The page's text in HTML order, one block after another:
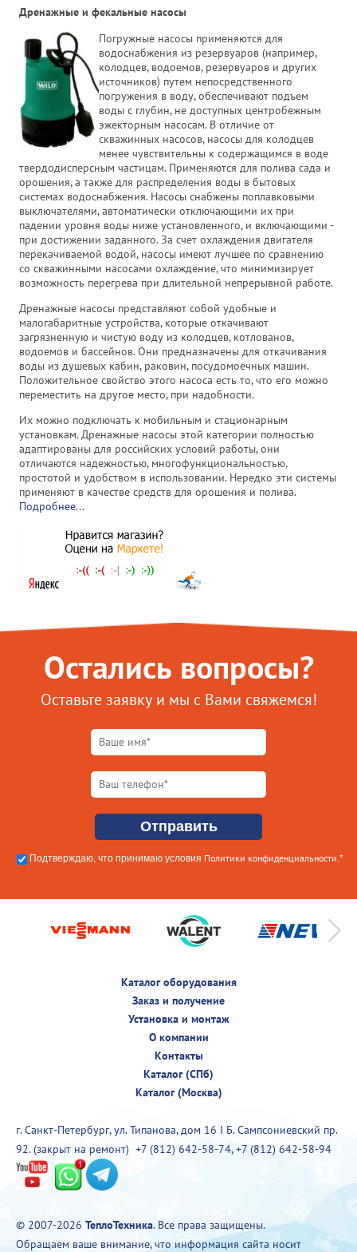
Дренажные и фекальные насосы
Погружные насосы применяются для
водоснабжения из резервуаров (например,
колодцев, водоемов, резервуаров и других
источников) путем непосредственного
погружения в воду, обеспечивают подъем
воды с глубин, не доступных центробежным
эжекторным насосам. В отличие от
скважинных насосов, насосы для колодцев
менее чувствительны к содержащимся в воде
твердодисперсным частицам. Применяются для полива сада и
орошения, а также для распределения воды в бытовых
системах водоснабжения. Насосы снабжены поплавковыми
выключателями, автоматически отключающими их при
падении уровня воды ниже установленного, и включающими -
при достижении заданного. За счет охлаждения двигателя
перекачиваемой водой, насосы имеют лучшее по сравнению
со скважинными насосами охлаждение, что минимизирует
возможность перегрева при длительной непрерывной работе.
Дренажные насосы представляют собой удобные и
малогабаритные устройства, которые откачивают
загрязненную и чистую воду из колодцев, котлованов,
водоемов и бассейнов. Они предназначены для откачивания
воды из душевых кабин, раковин, посудомоечных машин.
Положительное свойство этого насоса есть то, что его можно
переместить на другое место, при надобности.
Их можно подключать к мобильным и стационарным
установкам. Дренажные насосы этой категории полностью
адаптированы для российских условий работы, они
отличаются надежностью, многофункциональностью,
простотой и удобством в использовании. Нередко эти системы
применяют в качестве средств для орошения и полива.
Подробнее...
Остались вопросы?
Оставьте заявку и мы с Вами свяжемся!
Подтверждаю, что принимаю условия Политики конфиденциальности.*
Каталог оборудования
Заказ и получение
Установка и монтаж
О компании
Контакты
Каталог (СПб)
Каталог (Москва)
г. Санкт-Петербург, ул. Типанова, дом 16 I Б. Сампсониевский пр.
92. (закрыт на ремонт) +7 (812) 642-58-74,+7 (812) 642-58-94
© 2007-2026 ТеплоТехника. Все права защищены.
Обращаем ваше внимание, что информация сайта носит